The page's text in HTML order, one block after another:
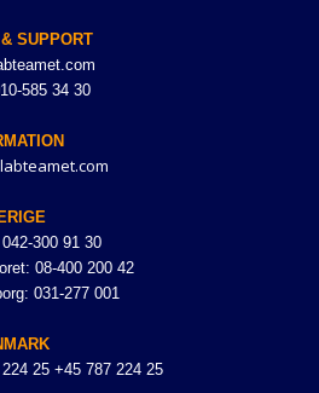
SUPPORT
585 34 30
300 91 30
08-400 200 42
031-277 001
25 +45 787 224 25